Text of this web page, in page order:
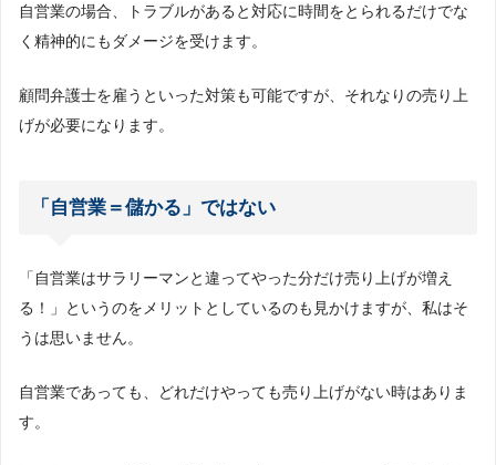
自営業の場合、トラブルがあると対応に時間をとられるだけでな
く精神的にもダメージを受けます。
顧問弁護士を雇うといった対策も可能ですが、それなりの売り上
げが必要になります。
「自営業＝儲かる」ではない
「自営業はサラリーマンと違ってやった分だけ売り上げが増え
る！」というのをメリットとしているのも見かけますが、私はそ
うは思いません。
自営業であっても、どれだけやっても売り上げがない時はありま
す。